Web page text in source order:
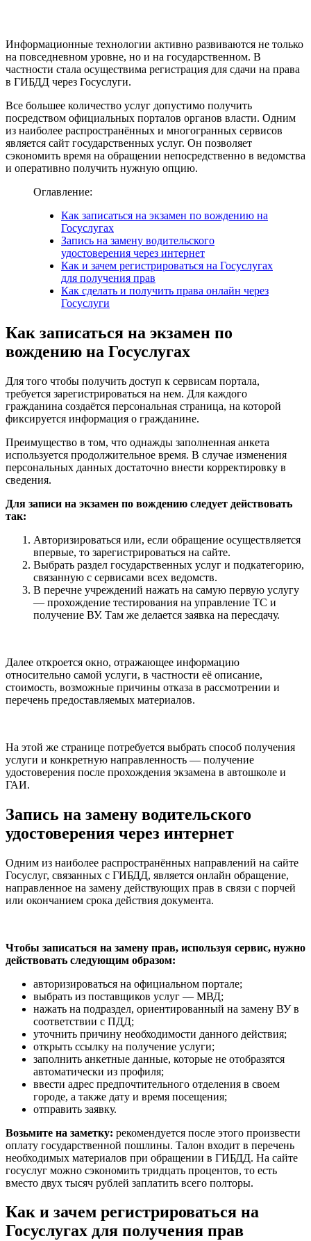
Информационные технологии активно развиваются не только
на повседневном уровне, но и на государственном. В
частности стала осуществима регистрация для сдачи на права
в ГИБДД через Госуслуги.
Все большее количество услуг допустимо получить
посредством официальных порталов органов власти. Одним
из наиболее распространённых и многогранных сервисов
является сайт государственных услуг. Он позволяет
сэкономить время на обращении непосредственно в ведомства
и оперативно получить нужную опцию.
Оглавление:
Как записаться на экзамен по вождению на
Госуслугах
Запись на замену водительского
удостоверения через интернет
Как и зачем регистрироваться на Госуслугах
для получения прав
Как сделать и получить права онлайн через
Госуслуги
Как записаться на экзамен по
вождению на Госуслугах
Для того чтобы получить доступ к сервисам портала,
требуется зарегистрироваться на нем. Для каждого
гражданина создаётся персональная страница, на которой
фиксируется информация о гражданине.
Преимущество в том, что однажды заполненная анкета
используется продолжительное время. В случае изменения
персональных данных достаточно внести корректировку в
сведения.
Для записи на экзамен по вождению следует действовать
так:
Авторизироваться или, если обращение осуществляется
впервые, то зарегистрироваться на сайте.
Выбрать раздел государственных услуг и подкатегорию,
связанную с сервисами всех ведомств.
В перечне учреждений нажать на самую первую услугу
— прохождение тестирования на управление ТС и
получение ВУ. Там же делается заявка на пересдачу.
Далее откроется окно, отражающее информацию
относительно самой услуги, в частности её описание,
стоимость, возможные причины отказа в рассмотрении и
перечень предоставляемых материалов.
На этой же странице потребуется выбрать способ получения
услуги и конкретную направленность — получение
удостоверения после прохождения экзамена в автошколе и
ГАИ.
Запись на замену водительского
удостоверения через интернет
Одним из наиболее распространённых направлений на сайте
Госуслуг, связанных с ГИБДД, является онлайн обращение,
направленное на замену действующих прав в связи с порчей
или окончанием срока действия документа.
Чтобы записаться на замену прав, используя сервис, нужно
действовать следующим образом:
авторизироваться на официальном портале;
выбрать из поставщиков услуг — МВД;
нажать на подраздел, ориентированный на замену ВУ в
соответствии с ПДД;
уточнить причину необходимости данного действия;
открыть ссылку на получение услуги;
заполнить анкетные данные, которые не отобразятся
автоматически из профиля;
ввести адрес предпочтительного отделения в своем
городе, а также дату и время посещения;
отправить заявку.
Возьмите на заметку: рекомендуется после этого произвести
оплату государственной пошлины. Талон входит в перечень
необходимых материалов при обращении в ГИБДД. На сайте
госуслуг можно сэкономить тридцать процентов, то есть
вместо двух тысяч рублей заплатить всего полторы.
Как и зачем регистрироваться на
Госуслугах для получения прав